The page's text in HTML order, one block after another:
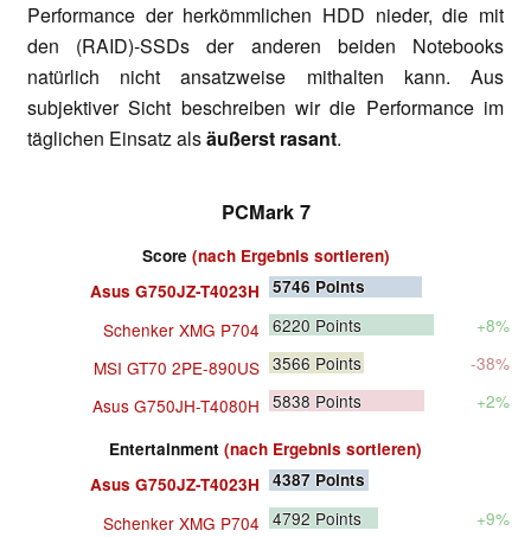
Performance der herkömmlichen HDD nieder, die mit
den (RAID)-SSDs der anderen beiden Notebooks
natürlich nicht ansatzweise mithalten kann. Aus
subjektiver Sicht beschreiben wir die Performance im
täglichen Einsatz alsäußerst rasant.
PCMark 7
Score (nach Ergebnis sortieren)
Asus G750JZ-T4023H
5746 Points
Schenker XMG P704 6220 Points
+8%
MSI GT70 2PE-890US 3566 Points
-38%
Asus G750JH-T4080H 5838 Points +2%
Entertainment (nach Ergebnis sortieren)
Asus G750JZ-T4023H
4387 Points
Schenker XMG P704 4792 Points
+9%